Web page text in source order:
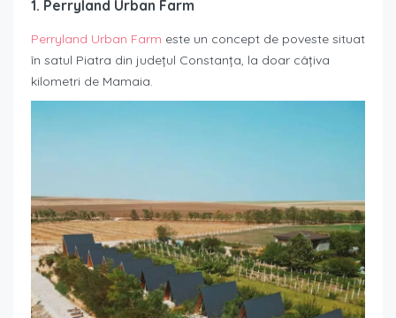
1. Perryland Urban Farm
Perryland Urban Farm este un concept de poveste situat
în satul Piatra din județul Constanța, la doar câțiva
kilometri de Mamaia.